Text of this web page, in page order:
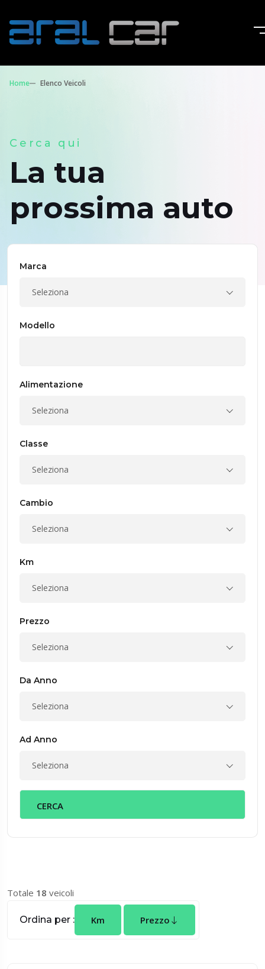
Home Elenco Veicoli
Cerca qui
La tua
prossima auto
Marca
Seleziona
Modello
Alimentazione
Seleziona
Classe
Seleziona
Cambio
Seleziona
Km
Seleziona
Prezzo
Seleziona
Da Anno
Seleziona
Ad Anno
Seleziona
Totale 18 veicoli
Ordina per : Km Prezzo